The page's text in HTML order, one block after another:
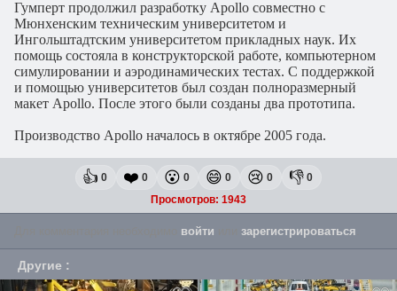
Гумперт продолжил разработку Apollo совместно с
Мюнхенским техническим университетом и
Ингольштадтским университетом прикладных наук. Их
помощь состояла в конструкторской работе, компьютерном
симулировании и аэродинамических тестах. С поддержкой
и помощью университетов был создан полноразмерный
макет Apollo. После этого были созданы два прототипа.
Производство Apollo началось в октябре 2005 года.
👍 0 ❤️ 0 😮 0 😄 0 😢 0 👎 0
Просмотров: 1943
войти зарегистрироваться
Другие :